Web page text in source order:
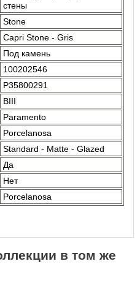
стены
Stone
Capri Stone - Gris
Под камень
100202546
P35800291
BIII
Paramento
Porcelanosa
Standard - Matte - Glazed
Да
Нет
Porcelanosa
в том же